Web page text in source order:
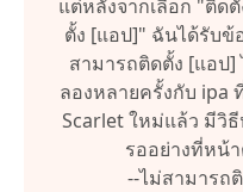
แต่หลังจากเลือก "ติด
ตั้ง [แอป]" ฉันได้รับ
สามารถติดตั้ง [แอป
ลองหลายครั้งกับ ipa
Scarlet ใหม่แล้ว มีวิ
รออย่างที่หน้
--ไม่สามารถ